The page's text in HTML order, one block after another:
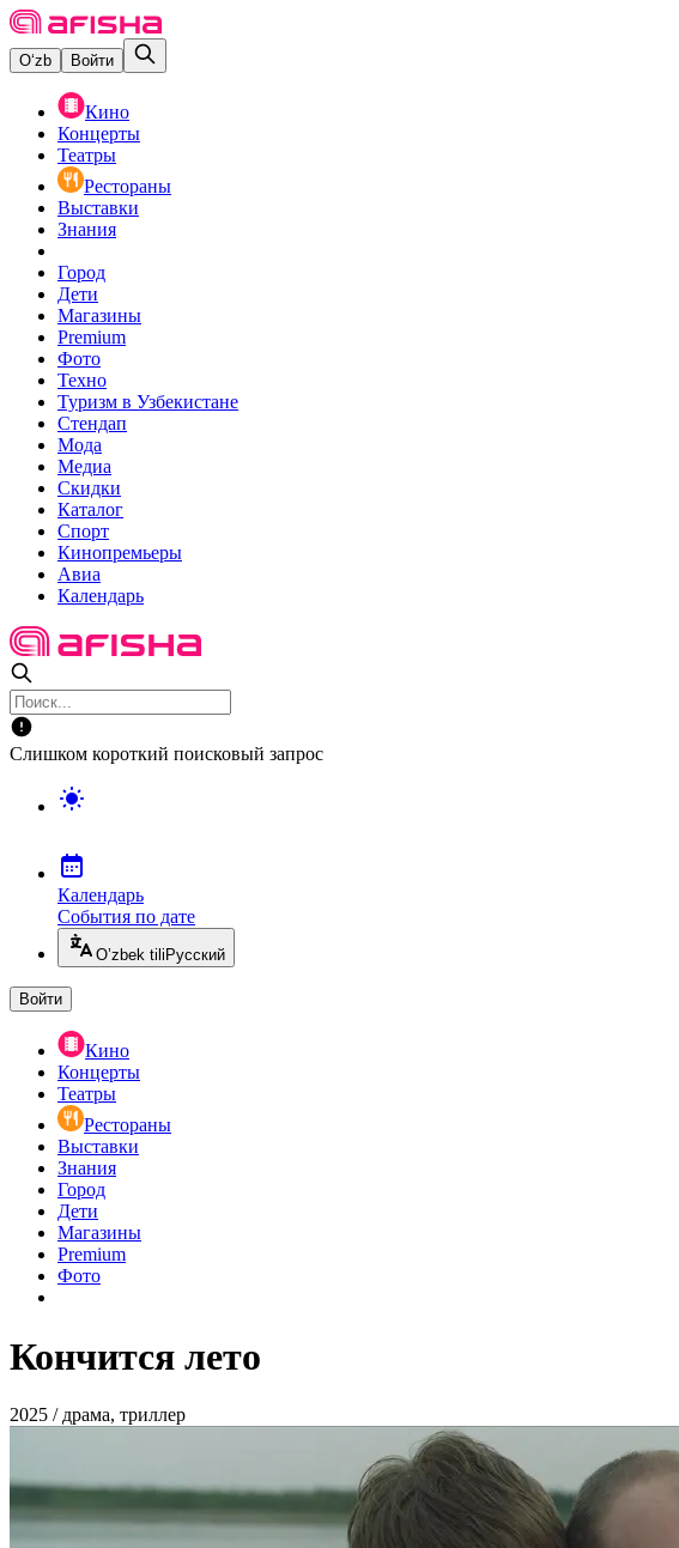
O‘zb Войти
Кино
Концерты
Театры
Рестораны
Выставки
Знания
Город
Дети
Магазины
Premium
Фото
Техно
Туризм в Узбекистане
Стендап
Мода
Медиа
Скидки
Каталог
Спорт
Кинопремьеры
Авиа
Календарь
Слишком короткий поисковый запрос
Календарь
События по дате
O’zbek tili Русский
Войти
Кино
Концерты
Театры
Рестораны
Выставки
Знания
Город
Дети
Магазины
Premium
Фото
Кончится лето
2025 / драма, триллер